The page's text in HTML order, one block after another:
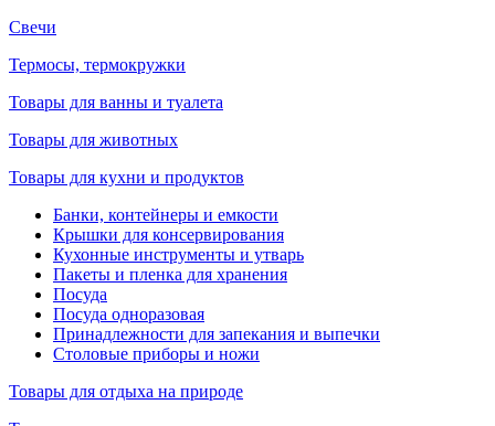
Свечи
Термосы, термокружки
Товары для ванны и туалета
Товары для животных
Товары для кухни и продуктов
Банки, контейнеры и емкости
Крышки для консервирования
Кухонные инструменты и утварь
Пакеты и пленка для хранения
Посуда
Посуда одноразовая
Принадлежности для запекания и выпечки
Столовые приборы и ножи
Товары для отдыха на природе